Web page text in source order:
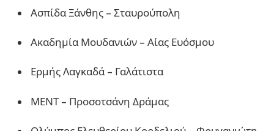
Ασπίδα Ξάνθης – Σταυρούπολη
Ακαδημία Μουδανιών – Αίας Ευόσμου
Ερμής Λαγκαδά – Γαλάτιστα
ΜΕΝΤ – Προσοτσάνη Δράμας